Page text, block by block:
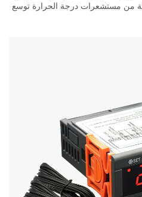
من مستشعرات درجة الحرارة توسع